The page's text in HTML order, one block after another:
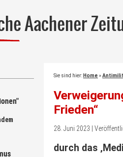
Aachener
Sie sind hier: Home »
Frieden“
28. Juni 2023 |
durch das